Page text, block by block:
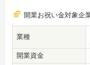
開業お祝い金対象企
業種
開業資金